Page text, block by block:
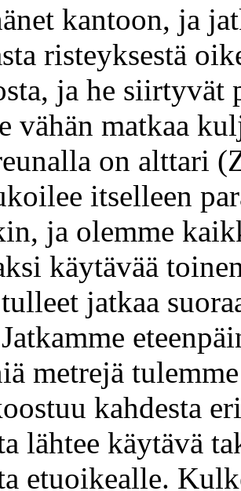
kantoon, ja
risteyksestä
ja he siirtyvät
vähän matkaa
on alttari
itselleen
ja olemme
käytävää
jatkaa
metrejä
kahdesta
lähtee käytävä
etuoikealle.